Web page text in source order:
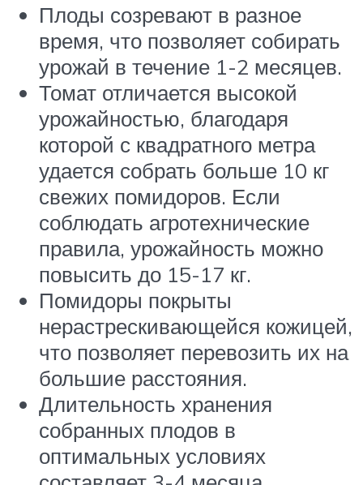
Плоды созревают в разное
время, что позволяет собирать
урожай в течение 1-2 месяцев.
Томат отличается высокой
урожайностью, благодаря
которой с квадратного метра
удается собрать больше 10 кг
свежих помидоров. Если
соблюдать агротехнические
правила, урожайность можно
повысить до 15-17 кг.
Помидоры покрыты
нерастрескивающейся кожицей,
что позволяет перевозить их на
большие расстояния.
Длительность хранения
собранных плодов в
оптимальных условиях